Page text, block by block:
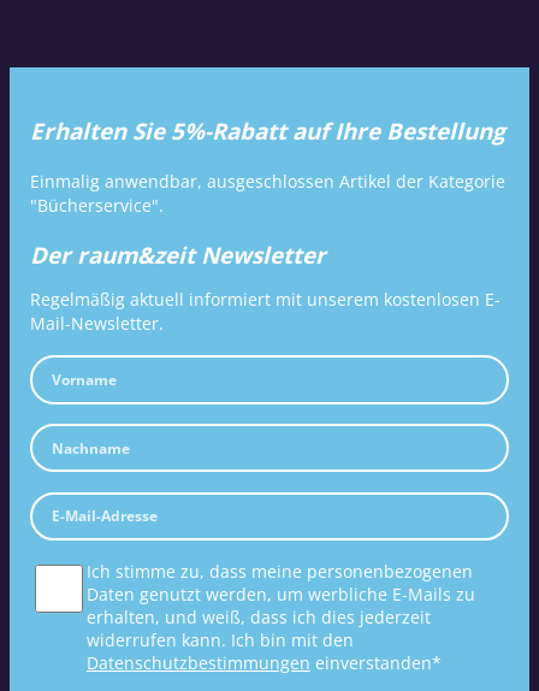
Erhalten Sie 5%-Rabatt auf Ihre Bestellung
Einmalig anwendbar, ausgeschlossen Artikel der Kategorie
"Bücherservice".
Der raum&zeit Newsletter
Regelmäßig aktuell informiert mit unserem kostenlosen E-
Mail-Newsletter.
Ich stimme zu, dass meine personenbezogenen
Daten genutzt werden, um werbliche E-Mails zu
erhalten, und weiß, dass ich dies jederzeit
widerrufen kann. Ich bin mit den
Datenschutzbestimmungen einverstanden*